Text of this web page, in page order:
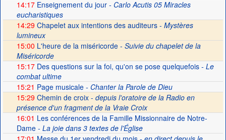
14:17Enseignement du jour- Carlo Acutis 05 Miracles
eucharistiques
14:29 Chapelet aux intentions des auditeurs - Mystères
lumineux
15:00 L'heure de la miséricorde - Suivie du chapelet de la
Miséricorde
15:17Des questions sur la foi, qu'on se pose quelquefois- Le
combat ultime
15:21 Page musicale- Chanter la Parole de Dieu
15:29 Chemin de croix - depuis l'oratoire de la Radio en
présence d'un fragment de la Vraie Croix
16:01 Les conférences de la Famille Missionnaire de Notre-
Dame- La joie dans 3 textes de l'Église